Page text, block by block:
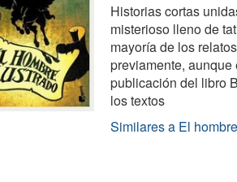
Historias cortas
misterioso lleno de
mayoría de los
previamente,
publicación del libro
los textos
Similares a El